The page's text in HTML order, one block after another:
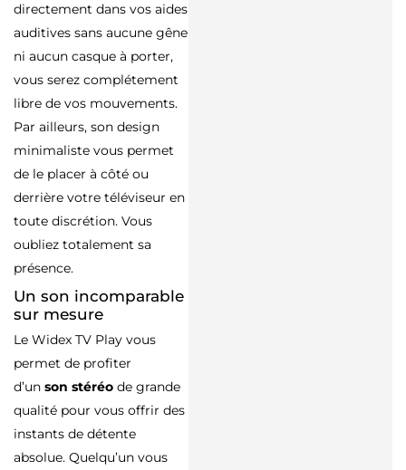
directement dans vos aides
auditives sans aucune gêne
ni aucun casque à porter,
vous serez complétement
libre de vos mouvements.
Par ailleurs, son design
minimaliste vous permet
de le placer à côté ou
derrière votre téléviseur en
toute discrétion. Vous
oubliez totalement sa
présence.
Un son incomparable
sur mesure
Le Widex TV Play vous
permet de profiter
d’un son stéréo de grande
qualité pour vous offrir des
instants de détente
absolue. Quelqu’un vous